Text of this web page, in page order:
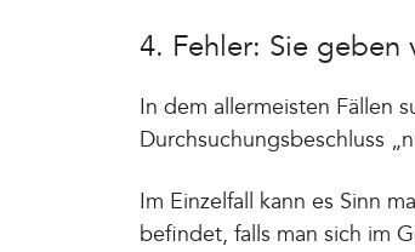
4. Fehler: Sie geben
In dem allermeisten Fällen
Durchsuchungsbeschluss
Im Einzelfall kann es Sinn
befindet, falls man sich im